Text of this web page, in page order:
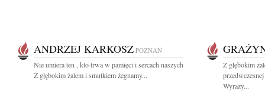
ANDRZEJ KARKOSZ POZNAŃ
Nie umiera ten , kto trwa w pamięci i sercach naszych
Z głębokim żalem i smutkiem żegnamy...
Z głębokim
Wyrazy...